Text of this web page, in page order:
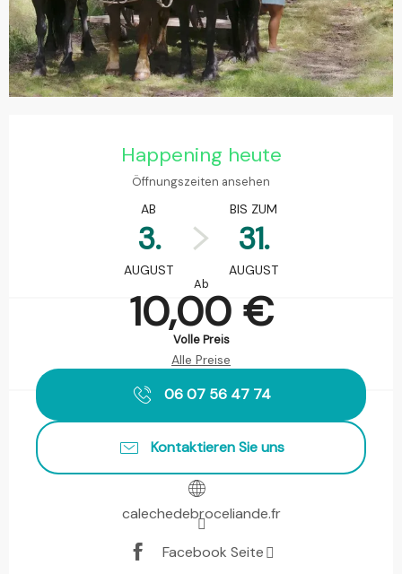
Happening heute
Öffnungszeiten ansehen
AB
3.
AUGUST
BIS ZUM
31.
AUGUST
Ab
10,00 €
Volle Preis
Alle Preise
06 07 56 47 74
Kontaktieren Sie uns
calechedebroceliande.fr
Facebook Seite